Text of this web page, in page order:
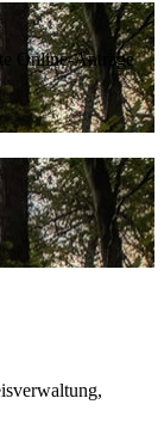
Online-Anträge